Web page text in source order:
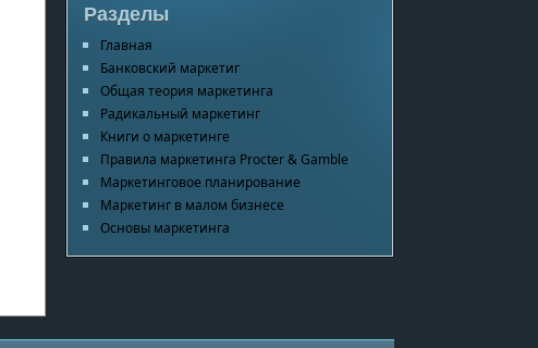
Разделы
Главная
Банковский маркетиг
Общая теория маркетинга
Радикальный маркетинг
Книги о маркетинге
Правила маркетинга Procter & Gamble
Маркетинговое планирование
Маркетинг в малом бизнесе
Основы маркетинга